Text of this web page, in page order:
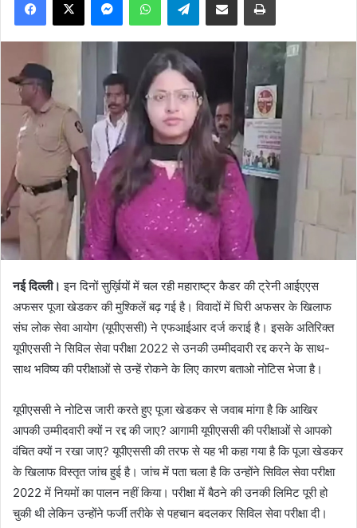
नई दिल्ली। इन दिनों सुर्ख़ियों में चल रही महाराष्ट्र कैडर की ट्रेनी आईएएस
अफसर पूजा खेडकर की मुश्किलें बढ़ गई है। विवादों में घिरी अफसर के खिलाफ
संघ लोक सेवा आयोग (यूपीएससी) ने एफआईआर दर्ज कराई है। इसके अतिरिक्त
यूपीएससी ने सिविल सेवा परीक्षा 2022 से उनकी उम्मीदवारी रद्द करने के साथ-
साथ भविष्य की परीक्षाओं से उन्हें रोकने के लिए कारण बताओ नोटिस भेजा है।
यूपीएससी ने नोटिस जारी करते हुए पूजा खेडकर से जवाब मांगा है कि आखिर
आपकी उम्मीदवारी क्यों न रद्द की जाए? आगामी यूपीएससी की परीक्षाओं से आपको
वंचित क्यों न रखा जाए? यूपीएससी की तरफ से यह भी कहा गया है कि पूजा खेडकर
के खिलाफ विस्तृत जांच हुई है। जांच में पता चला है कि उन्होंने सिविल सेवा परीक्षा
2022 में नियमों का पालन नहीं किया। परीक्षा में बैठने की उनकी लिमिट पूरी हो
चुकी थी लेकिन उन्होंने फर्जी तरीके से पहचान बदलकर सिविल सेवा परीक्षा दी।